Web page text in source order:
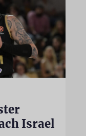
Israel